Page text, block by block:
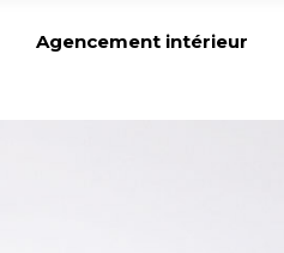
Agencement intérieur